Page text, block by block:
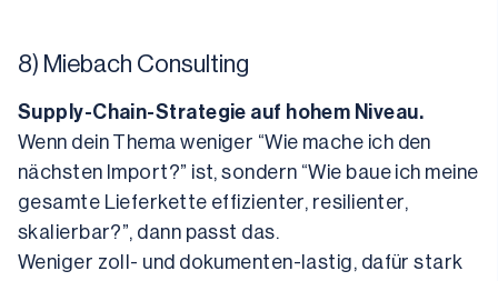
8) Miebach Consulting
Supply-Chain-Strategie auf hohem Niveau.
Wenn dein Thema weniger “Wie mache ich den
nächsten Import?” ist, sondern “Wie baue ich meine
gesamte Lieferkette effizienter, resilienter,
skalierbar?”, dann passt das.
Weniger zoll- und dokumenten-lastig, dafür stark